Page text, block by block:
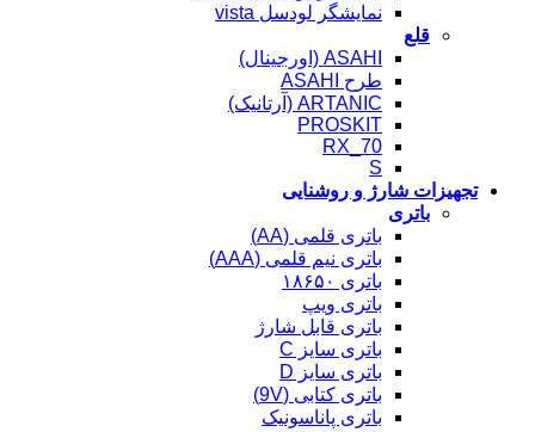
نمایشگر لودسل vista
قلع
ASAHI (اورجینال)
طرح ASAHI
ARTANIC (آرتانیک)
PROSKIT
RX_70
S
تجهیزات شارژ و روشنایی
باتری
باتری قلمی (AA)
باتری نیم قلمی (AAA)
باتری ۱۸۶۵۰
باتری ویپ
باتری قابل شارژ
باتری سایز C
باتری سایز D
باتری کتابی (9V)
باتری پاناسونیک